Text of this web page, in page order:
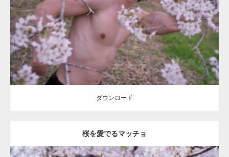
Category: 桜とマッチョ SOSUKE 大胸筋 上腕二頭筋
ダウンロード
ダウンロード
桜を愛でるマッチョ